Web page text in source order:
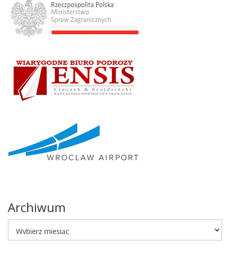
Archiwum